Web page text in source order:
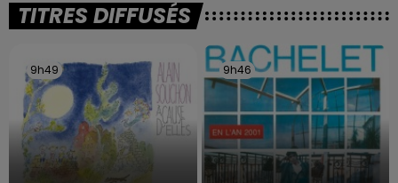
TITRES DIFFUSÉS
9h49
9h49 9h46
9h46